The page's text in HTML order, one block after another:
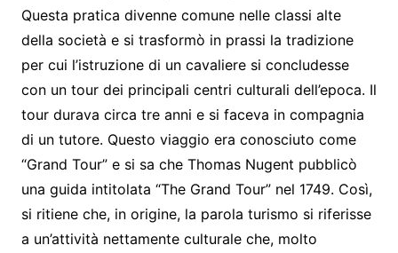
Questa pratica divenne comune nelle classi alte
della società e si trasformò in prassi la tradizione
per cui l’istruzione di un cavaliere si concludesse
con un tour dei principali centri culturali dell’epoca. Il
tour durava circa tre anni e si faceva in compagnia
di un tutore. Questo viaggio era conosciuto come
“Grand Tour” e si sa che Thomas Nugent pubblicò
una guida intitolata “The Grand Tour” nel 1749. Così,
si ritiene che, in origine, la parola turismo si riferisse
a un’attività nettamente culturale che, molto